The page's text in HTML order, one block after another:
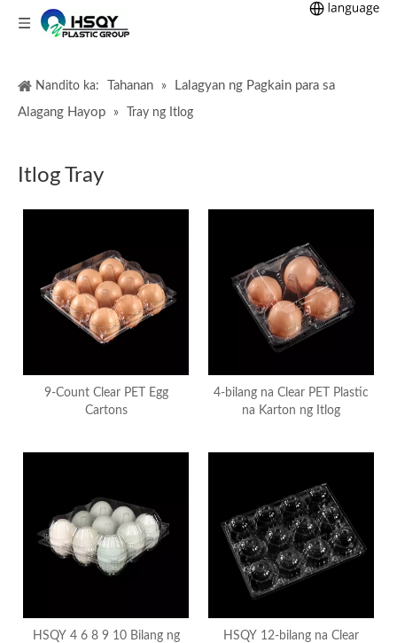
Nandito ka: Tahanan »
Lalagyan ng Pagkain para sa
Alagang Hayop
» Tray ng Itlog
Itlog Tray
9-Count Clear PET Egg
Cartons
4-bilang na Clear PET Plastic
na Karton ng Itlog
HSQY 4 6 8 9 10 Bilang ng
HSQY 12-bilang na Clear